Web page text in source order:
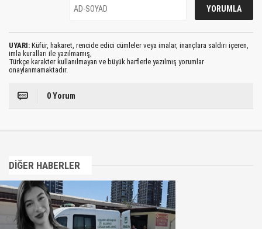
UYARI: Küfür, hakaret, rencide edici cümleler veya imalar, inançlara saldırı içeren,
imla kuralları ile yazılmamış,
Türkçe karakter kullanılmayan ve büyük harflerle yazılmış yorumlar
onaylanmamaktadır.
0 Yorum
DİĞER HABERLER